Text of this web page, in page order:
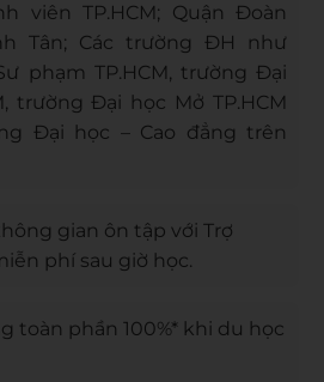
viên TP.HCM; Quận Đoàn
Tân; Các trường ĐH như
phạm TP.HCM, trường Đại
trường Đại học Mở TP.HCM
Đại học – Cao đẳng trên
gian ôn tập với Trợ
phí sau giờ học.
toàn phần 100%* khi du học